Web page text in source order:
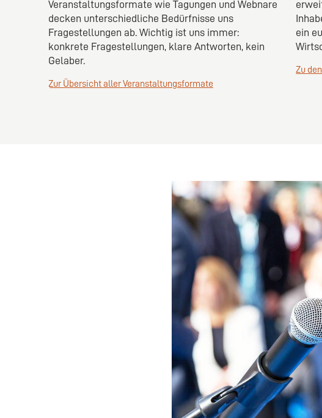
Veranstaltungsformate wie Tagungen und Webnare
decken unterschiedliche Bedürfnisse uns
Fragestellungen ab. Wichtig ist uns immer:
konkrete Fragestellungen, klare Antworten, kein
Gelaber.
Zur Übersicht aller Veranstaltungsformate
ein
Zu